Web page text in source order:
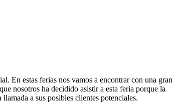
En estas ferias nos vamos a encontrar con una gran
nosotros ha decidido asistir a esta feria porque la
a sus posibles clientes potenciales.